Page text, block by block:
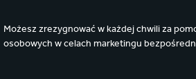
Możesz zrezygnować w każdej chwili za
osobowych w celach marketingu